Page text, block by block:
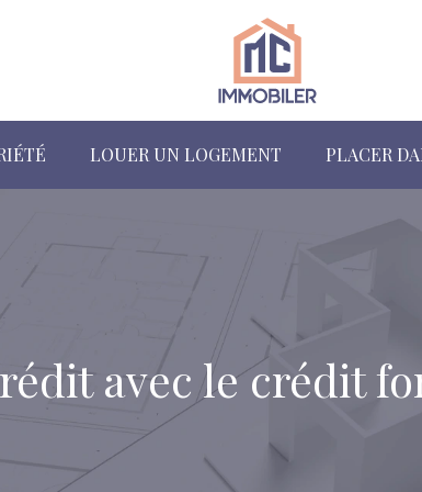
LOUER UN LOGEMENT PLACER
avec le crédit